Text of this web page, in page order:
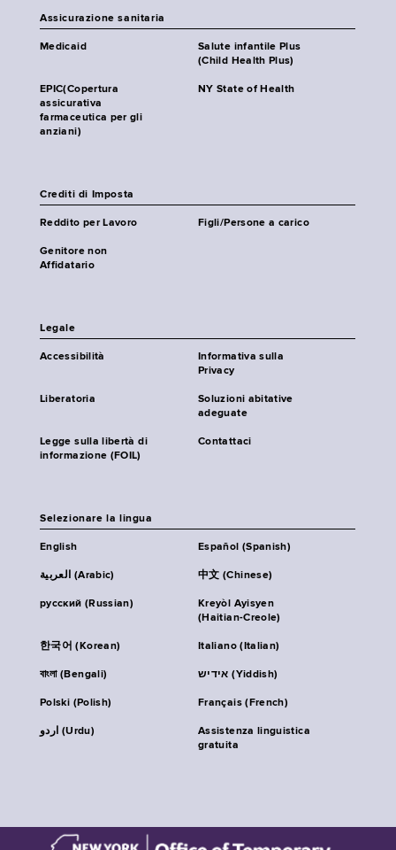
Assicurazione sanitaria
Medicaid
Salute infantile Plus
(Child Health Plus)
EPIC(Copertura
assicurativa
farmaceutica per gli
anziani)
NY State of Health
Crediti di Imposta
Reddito per Lavoro Figli/Persone a carico
Genitore non
Affidatario
Legale
Accessibilità
Informativa sulla
Privacy
Liberatoria
Soluzioni abitative
adeguate
Legge sulla libertà di
informazione (FOIL)
Contattaci
Selezionare la lingua
English Español (Spanish)
العربية (Arabic) 中文 (Chinese)
русский (Russian)
Kreyòl Ayisyen
(Haitian-Creole)
한국어 (Korean) Italiano (Italian)
বাংলা (Bengali) אידיש (Yiddish)
Polski (Polish) Français (French)
اردو (Urdu)
Assistenza linguistica
gratuita